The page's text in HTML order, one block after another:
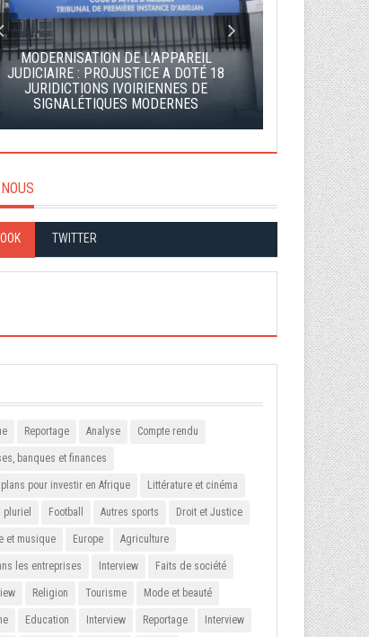
MODERNISATION DE L’APPAREIL
JUDICIAIRE : PROJUSTICE A DOTÉ 18
JURIDICTIONS IVOIRIENNES DE
SIGNALÉTIQUES MODERNES
LE
TWITTER
Reportage Analyse Compte rendu
banques et finances
pour investir en Afrique Littérature et cinéma
pluriel Football Autres sports Droit et Justice
et musique Europe Agriculture
les entreprises Interview Faits de société
Religion Tourisme Mode et beauté
Education Interview Reportage Interview